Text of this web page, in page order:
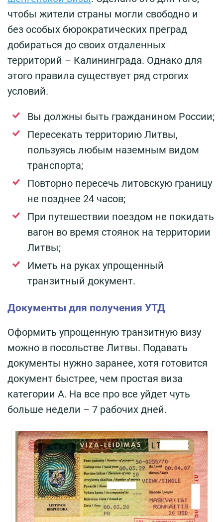
чтобы жители страны могли свободно и
без особых бюрократических преград
добираться до своих отдаленных
территорий – Калининграда. Однако для
этого правила существует ряд строгих
условий.
Вы должны быть гражданином России;
Пересекать территорию Литвы,
пользуясь любым наземным видом
транспорта;
Повторно пересечь литовскую границу
не позднее 24 часов;
При путешествии поездом не покидать
вагон во время стоянок на территории
Литвы;
Иметь на руках упрощенный
транзитный документ.
Документы для получения УТД
Оформить упрощенную транзитную визу
можно в посольстве Литвы. Подавать
документы нужно заранее, хотя готовится
документ быстрее, чем простая виза
категории А. На все про все уйдет чуть
больше недели – 7 рабочих дней.